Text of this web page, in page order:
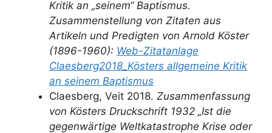
Kritik an „seinem“ Baptismus.
Zusammenstellung von Zitaten aus
Artikeln und Predigten von Arnold Köster
(1896-1960): Web-Zitatanlage
Claesberg2018_Kösters allgemeine Kritik
an seinem Baptismus
Claesberg, Veit 2018. Zusammenfassung
von Kösters Druckschrift 1932 „Ist die
gegenwärtige Weltkatastrophe Krise oder